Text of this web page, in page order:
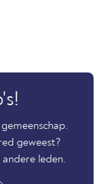
geweest?
leden.